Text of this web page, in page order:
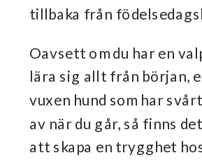
tillbaka från
Oavsett om du har en
lära sig allt från början,
vuxen hund som har
av när du går, så finns
att skapa en trygghet